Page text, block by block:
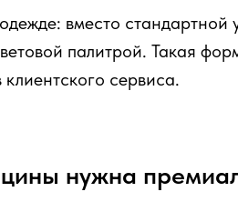
вместо
палитрой. Такая
сервиса.
нужна